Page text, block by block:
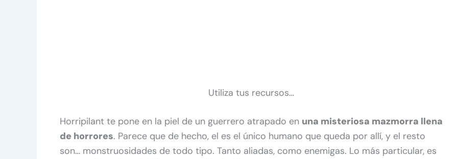
Utiliza tus recursos…
Horripilant te pone en la piel de un guerrero atrapado en una misteriosa mazmorra llena
de horrores. Parece que de hecho, el es el único humano que queda por allí, y el resto
son… monstruosidades de todo tipo. Tanto aliadas, como enemigas. Lo más particular, es